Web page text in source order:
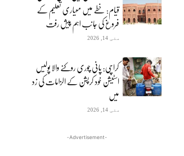
قیام: خطے میں معیاری تعلیم کے
فروغ کی جانب اہم پیش رفت
مئی 14, 2026
کراچی: پانی چوری روکنے والا پولیس
اسٹیشن خود کرپشن کے الزامات کی زد
میں
مئی 14, 2026
-Advertisement-